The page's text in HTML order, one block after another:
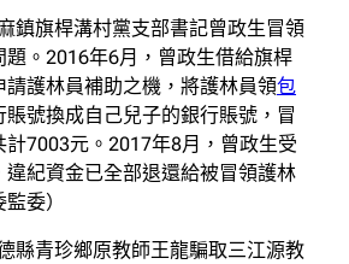
鎮旗桿溝村黨支部書記曾政生冒領
題。2016年6月，曾政生借給旗桿
請護林員補助之機，將護林員領包
賬號換成自己兒子的銀行賬號，冒
7003元。2017年8月，曾政生受
違紀資金已全部退還給被冒領護林
委）
縣青珍鄉原教師王龍騙取三江源教